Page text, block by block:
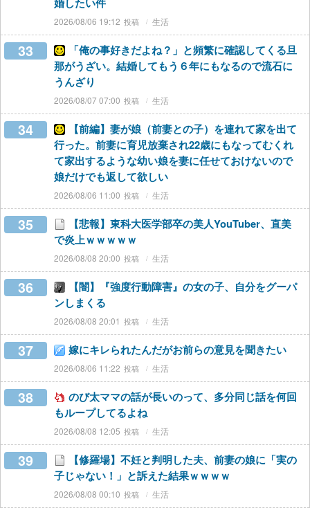
2026/08/06 19:12 生活
33
「俺の事好きだよね？」と頻繁に確認してくる旦
那がうざい。結婚してもう６年にもなるので流石に
うんざり
2026/08/07 07:00 生活
34
【前編】妻が娘（前妻との子）を連れて家を出て
行った。前妻に育児放棄され22歳にもなってむくれ
て家出するような幼い娘を妻に任せておけないので
娘だけでも返して欲しい
2026/08/06 11:00 生活
35
【悲報】東科大医学部卒の美人YouTuber、直美
で炎上ｗｗｗｗｗ
2026/08/08 20:00 生活
36
【闇】『強度行動障害』の女の子、自分をグーパ
ンしまくる
2026/08/08 20:01 生活
37 嫁にキレられたんだがお前らの意見を聞きたい
2026/08/06 11:22 生活
38
のび太ママの話が長いのって、多分同じ話を何回
もループしてるよね
2026/08/08 12:05 生活
39
【修羅場】不妊と判明した夫、前妻の娘に「実の
子じゃない！」と訴えた結果ｗｗｗｗ
2026/08/08 00:10 生活